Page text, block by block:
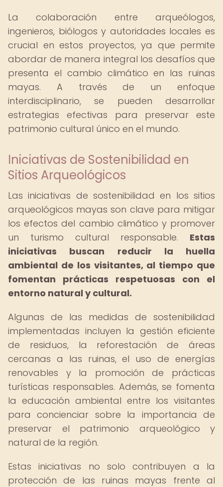
La colaboración entre arqueólogos,
ingenieros, biólogos y autoridades locales es
crucial en estos proyectos, ya que permite
abordar de manera integral los desafíos que
presenta el cambio climático en las ruinas
mayas. A través de un enfoque
interdisciplinario, se pueden desarrollar
estrategias efectivas para preservar este
patrimonio cultural único en el mundo.
Iniciativas de Sostenibilidad en
Sitios Arqueológicos
Las iniciativas de sostenibilidad en los sitios
arqueológicos mayas son clave para mitigar
los efectos del cambio climático y promover
un turismo cultural responsable. Estas
iniciativas buscan reducir la huella
ambiental de los visitantes, al tiempo que
fomentan prácticas respetuosas con el
entorno natural y cultural.
Algunas de las medidas de sostenibilidad
implementadas incluyen la gestión eficiente
de residuos, la reforestación de áreas
cercanas a las ruinas, el uso de energías
renovables y la promoción de prácticas
turísticas responsables. Además, se fomenta
la educación ambiental entre los visitantes
para concienciar sobre la importancia de
preservar el patrimonio arqueológico y
natural de la región.
Estas iniciativas no solo contribuyen a la
protección de las ruinas mayas frente al